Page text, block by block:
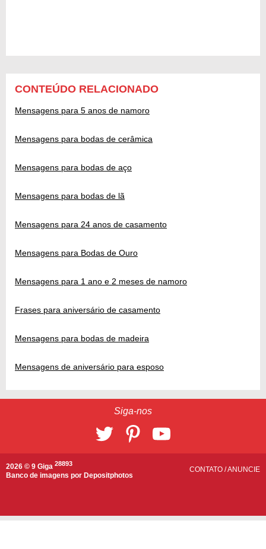
CONTEÚDO RELACIONADO
Mensagens para 5 anos de namoro
Mensagens para bodas de cerâmica
Mensagens para bodas de aço
Mensagens para bodas de lã
Mensagens para 24 anos de casamento
Mensagens para Bodas de Ouro
Mensagens para 1 ano e 2 meses de namoro
Frases para aniversário de casamento
Mensagens para bodas de madeira
Mensagens de aniversário para esposo
Siga-nos
2026 © 9 Giga 28893
Banco de imagens por Depositphotos
CONTATO /ANUNCIE